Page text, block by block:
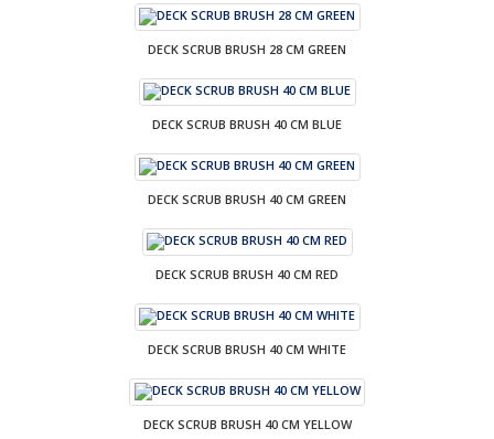
DECK SCRUB BRUSH 28 CM GREEN
DECK SCRUB BRUSH 40 CM BLUE
DECK SCRUB BRUSH 40 CM GREEN
DECK SCRUB BRUSH 40 CM RED
DECK SCRUB BRUSH 40 CM WHITE
DECK SCRUB BRUSH 40 CM YELLOW